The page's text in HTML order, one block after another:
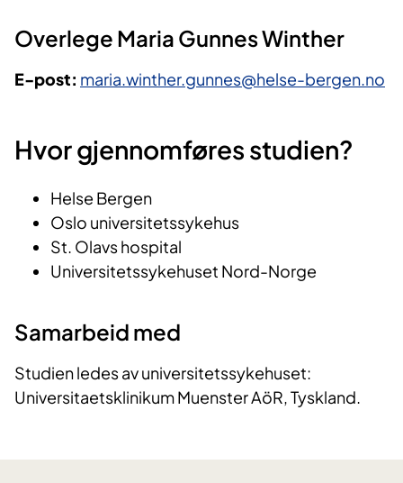
Overlege Maria Gunnes Winther
E-post: maria.winther.gunnes@helse-bergen.no
Hvor gjennomføres studien?
Helse Bergen
Oslo universitetssykehus
St. Olavs hospital
Universitetssykehuset Nord-Norge
Samarbeid med
Studien ledes av universitetssykehuset:
Universitaetsklinikum Muenster AöR, Tyskland.